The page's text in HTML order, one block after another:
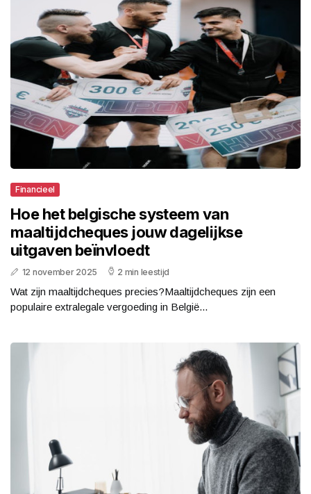
Financieel
Hoe het belgische systeem van
maaltijdcheques jouw dagelijkse
uitgaven beïnvloedt
12 november 2025 2 min leestijd
Wat zijn maaltijdcheques precies?Maaltijdcheques zijn een
populaire extralegale vergoeding in België...